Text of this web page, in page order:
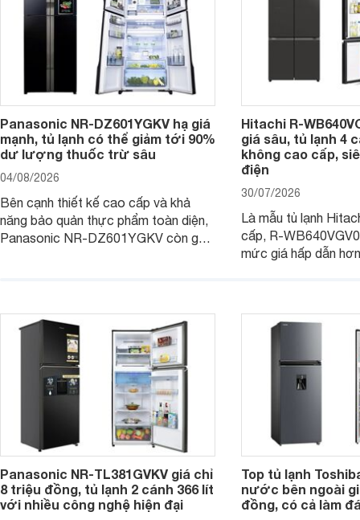
Panasonic NR-DZ601YGKV hạ giá
mạnh, tủ lạnh có thể giảm tới 90%
dư lượng thuốc trừ sâu
04/08/2026
Bên cạnh thiết kế cao cấp và khả
năng bảo quản thực phẩm toàn diện,
Panasonic NR-DZ601YGKV còn gây
Hitachi R-
giá sâu, tủ lạnh 4
không cao cấp,
điện
30/07/2026
Là mẫu tủ lạnh
cấp, R-
mức giá hấp dẫn
nhiều công nghệ.
Panasonic NR-TL381GVKV giá chỉ
8 triệu đồng, tủ lạnh 2 cánh 366 lít
với nhiều công nghệ hiện đại
Top tủ lạnh
nước bên ngoài
đồng, có cả làm